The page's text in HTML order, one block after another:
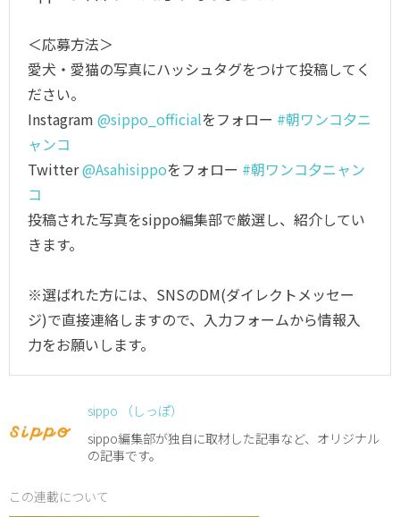
＜応募方法＞
愛犬・愛猫の写真にハッシュタグをつけて投稿してく
ださい。
Instagram @sippo_officialをフォロー #朝ワンコ夕ニ
ャンコ
Twitter@Asahisippoをフォロー #朝ワンコ夕ニャン
コ
投稿された写真をsippo編集部で厳選し、紹介してい
きます。
※選ばれた方には、SNSのDM(ダイレクトメッセー
ジ)で直接連絡しますので、入力フォームから情報入
力をお願いします。
sippo （しっぽ）
sippo編集部が独自に取材した記事など、オリジナル
の記事です。
この連載について